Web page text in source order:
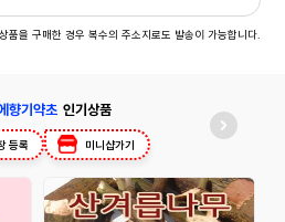
품을 구매한 경우 복수의 주소지로도 발송이 가능합니다.
향기약초 인기상품
등록 미니샵가기